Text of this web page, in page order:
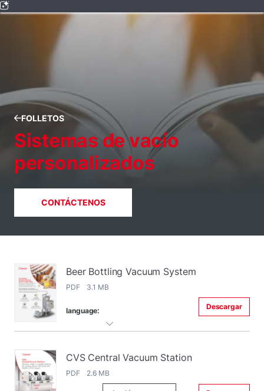
FOLLETOS
Sistemas de vacío
personalizados
CONTÁCTENOS
Beer Bottling Vacuum System
PDF 3.1 MB
language: Descargar
CVS Central Vacuum Station
PDF 2.6 MB